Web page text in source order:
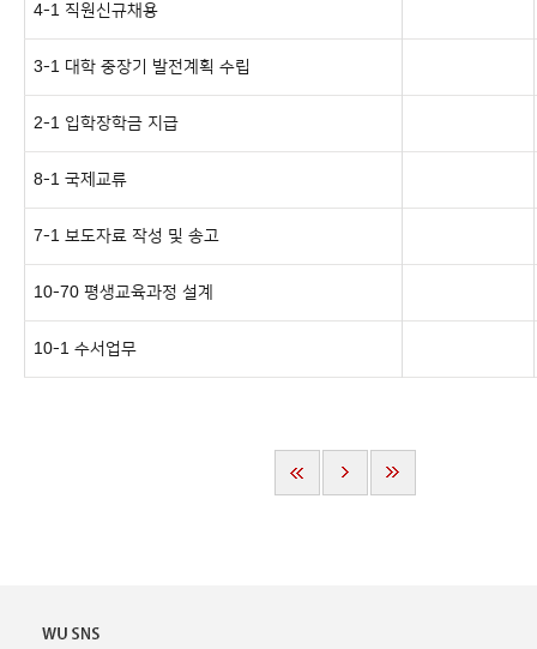
4-1 직원신규채용
3-1 대학 중장기 발전계획 수립
2-1 입학장학금 지급
8-1 국제교류
7-1 보도자료 작성 및 송고
10-70 평생교육과정 설계
10-1 수서업무